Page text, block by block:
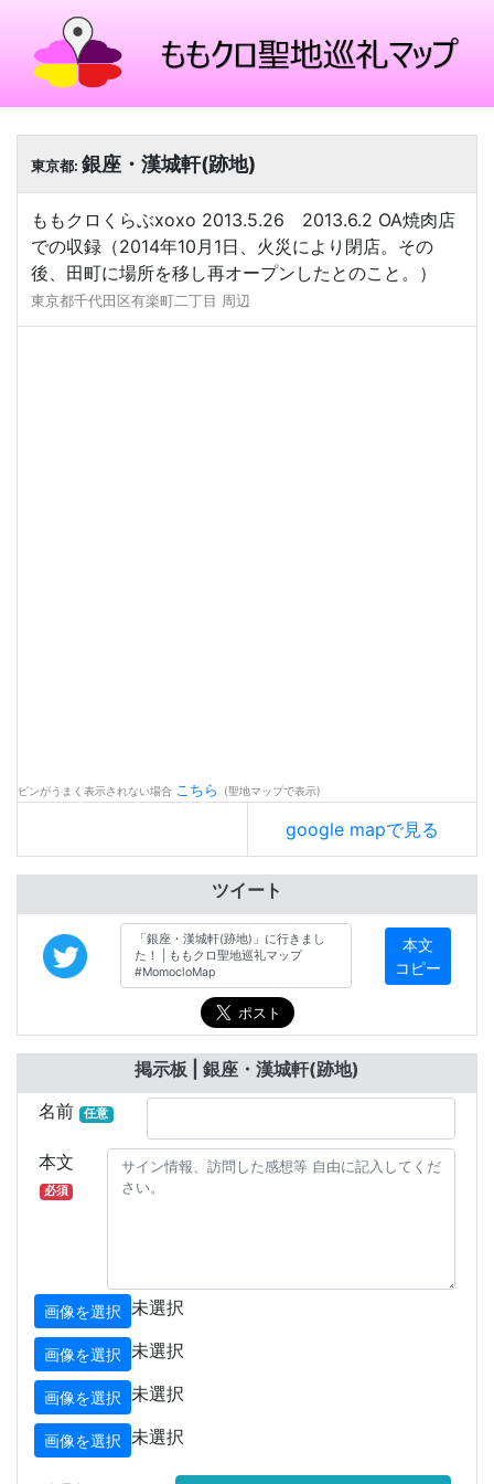
東京都: 銀座・漢城軒(跡地)
ももクロくらぶxoxo 2013.5.26 2013.6.2 OA焼肉店
での収録（2014年10月1日、火災により閉店。その
後、田町に場所を移し再オープンしたとのこと。）
東京都千代田区有楽町二丁目 周辺
ピンがうまく表示されない場合 こちら (聖地マップで表示)
google mapで見る
ツイート
本文
コピー
掲示板 | 銀座・漢城軒(跡地)
名前
任意
本文
必須
画像を選択 未選択
画像を選択 未選択
画像を選択 未選択
画像を選択 未選択